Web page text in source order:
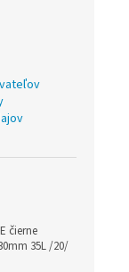
čierne
35L /20/